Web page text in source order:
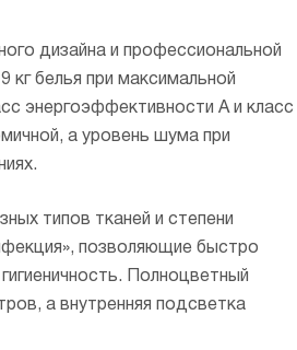
за цикл, а
— всего 0,5
дизайна и профессиональной
кг белья при максимальной
энергоэффективности A и класс
а уровень шума при
типов тканей и степени
позволяющие быстро
Полноцветный
а внутренняя подсветка